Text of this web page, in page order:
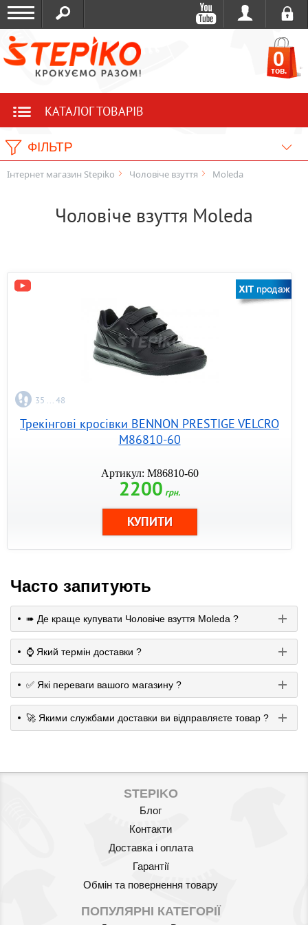
0
тов.
КАТАЛОГ ТОВАРІВ
ФІЛЬТР
Інтернет магазин Stepiko Чоловіче взуття Moleda
Чоловіче взуття Moleda
35 ... 48
Трекінгові кросівки BENNON PRESTIGE VELCRO
M86810-60
Артикул: M86810-60
2200 грн.
Часто запитують
➠ Де краще купувати Чоловіче взуття Moleda ?
⌚️ Який термін доставки ?
✅ Які переваги вашого магазину ?
🚀 Якими службами доставки ви відправляєте товар ?
STEPIKO
Блог
Контакти
Доставка і оплата
Гарантії
Обмін та повернення товару
ПОПУЛЯРНІ КАТЕГОРІЇ